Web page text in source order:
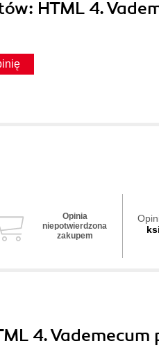
HTML 4.
Opinia
niepotwierdzona
zakupem
4.